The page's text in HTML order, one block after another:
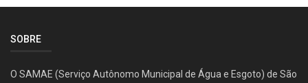
SOBRE
O SAMAE (Serviço Autônomo Municipal de Água e Esgoto) de São